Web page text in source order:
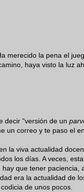
merecido la pena el
haya visto la luz
decir "versión de un
un correo y te paso el
la viva actualidad
los días. A veces,
que tener paciencia,
era la actualidad de
de unos pocos.